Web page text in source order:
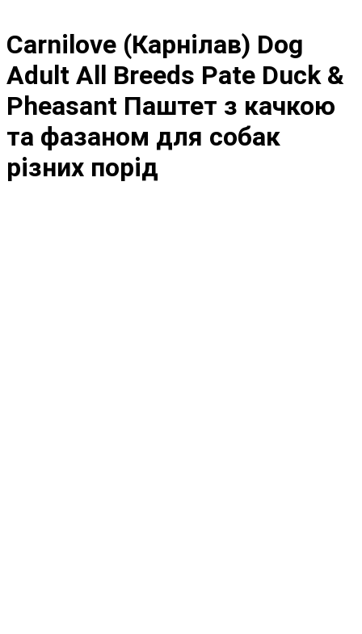
Carnilove (Карнілав) Dog
Adult All Breeds Pate Duck &
Pheasant Паштет з качкою
та фазаном для собак
різних порід